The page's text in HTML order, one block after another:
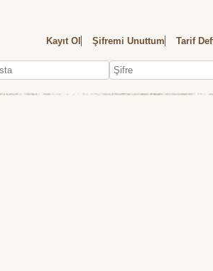
Kayıt Ol Şifremi Unuttum Tarif